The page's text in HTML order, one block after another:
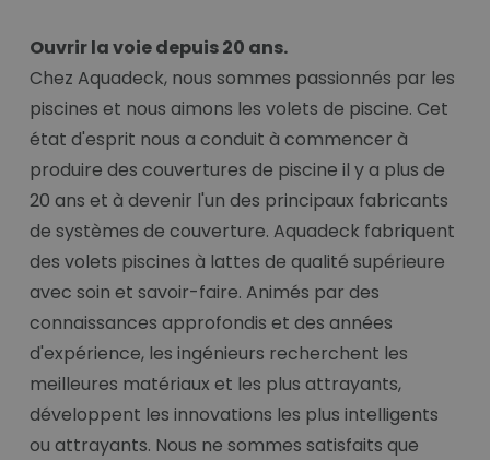
Ouvrir la voie depuis 20 ans.
Chez Aquadeck, nous sommes passionnés par les
piscines et nous aimons les volets de piscine. Cet
état d'esprit nous a conduit à commencer à
produire des couvertures de piscine il y a plus de
20 ans et à devenir l'un des principaux fabricants
de systèmes de couverture. Aquadeck fabriquent
des volets piscines à lattes de qualité supérieure
avec soin et savoir-faire. Animés par des
connaissances approfondis et des années
d'expérience, les ingénieurs recherchent les
meilleures matériaux et les plus attrayants,
développent les innovations les plus intelligents
ou attrayants. Nous ne sommes satisfaits que